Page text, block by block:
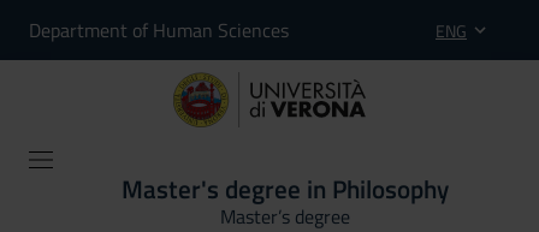
Department of Human Sciences ENG
Master's degree in Philosophy
Master’s degree